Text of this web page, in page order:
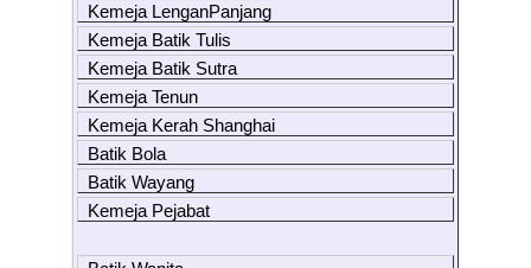
Kemeja LenganPanjang
Kemeja Batik Tulis
Kemeja Batik Sutra
Kemeja Tenun
Kemeja Kerah Shanghai
Batik Bola
Batik Wayang
Kemeja Pejabat